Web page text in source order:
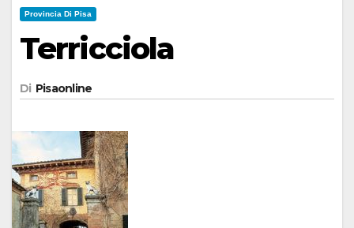
Provincia Di Pisa
Terricciola
Di Pisaonline